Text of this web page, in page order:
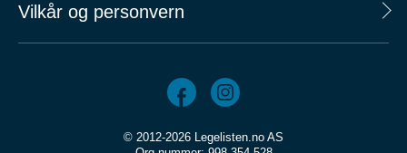
Vilkår og personvern
© 2012-2026 Legelisten.no AS